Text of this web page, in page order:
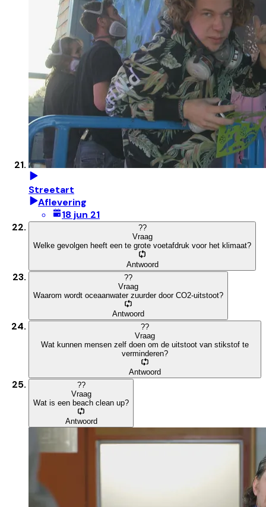
Streetart
Aflevering
18 jun 21
??
Vraag
Welke gevolgen heeft een te grote voetafdruk voor het klimaat?
Antwoord
??
Vraag
Waarom wordt oceaanwater zuurder door CO2-uitstoot?
Antwoord
??
Vraag
Wat kunnen mensen zelf doen om de uitstoot van stikstof te
verminderen?
Antwoord
??
Vraag
Wat is een beach clean up?
Antwoord